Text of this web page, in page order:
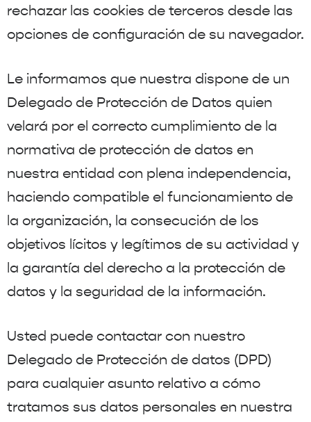
rechazar las cookies de terceros desde las
opciones de configuración de su navegador.
Le informamos que nuestra dispone de un
Delegado de Protección de Datos quien
velará por el correcto cumplimiento de la
normativa de protección de datos en
nuestra entidad con plena independencia,
haciendo compatible el funcionamiento de
la organización, la consecución de los
objetivos lícitos y legítimos de su actividad y
la garantía del derecho a la protección de
datos y la seguridad de la información.
Usted puede contactar con nuestro
Delegado de Protección de datos (DPD)
para cualquier asunto relativo a cómo
tratamos sus datos personales en nuestra